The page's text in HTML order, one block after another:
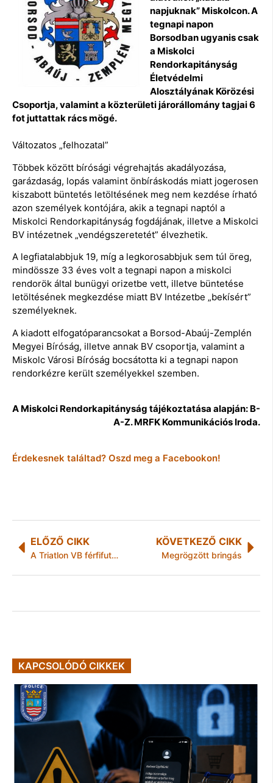
napjuknak” Miskolcon. A
tegnapi napon
Borsodban ugyanis csak
a Miskolci
Rendorkapitányság
Életvédelmi
Alosztályának Körözési
Csoportja, valamint a közterületi járorállomány tagjai 6
fot juttattak rács mögé.
Változatos „felhozatal”
Többek között bírósági végrehajtás akadályozása,
garázdaság, lopás valamint önbíráskodás miatt jogerosen
kiszabott büntetés letöltésének meg nem kezdése írható
azon személyek kontójára, akik a tegnapi naptól a
Miskolci Rendorkapitányság fogdájának, illetve a Miskolci
BV intézetnek „vendégszeretetét” élvezhetik.
A legfiatalabbjuk 19, míg a legkorosabbjuk sem túl öreg,
mindössze 33 éves volt a tegnapi napon a miskolci
rendorök által bunügyi orizetbe vett, illetve büntetése
letöltésének megkezdése miatt BV Intézetbe „bekísért”
személyeknek.
A kiadott elfogatóparancsokat a Borsod-Abaúj-Zemplén
Megyei Bíróság, illetve annak BV csoportja, valamint a
Miskolc Városi Bíróság bocsátotta ki a tegnapi napon
rendorkézre került személyekkel szemben.
A Miskolci Rendorkapitányság tájékoztatása alapján: B-
A-Z. MRFK Kommunikációs Iroda.
Érdekesnek találtad? Oszd meg a Facebookon!
ELŐZŐ CIKK
A Triatlon VB férfifutamán az orosz trojka tarolt
KÖVETKEZŐ CIKK
Megrögzött bringás
KAPCSOLÓDÓ CIKKEK